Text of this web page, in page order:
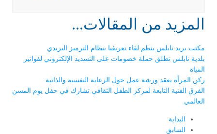
المزيد من المقالات...
مكتب بريد نابلس ينظم لقاء تعريفيا بنظام الترميز البريدي
بلدية نابلس تطلق حملة خصومات على التسديد الإلكتروني لفواتير
المياه
ركن المرأة يعقد ورشة عمل حول الرعاية النفسية والذاتية
الفرق الفنية التابعة لمركز الطفل الثقافي تشارك في حفل يوم المسن
العالمي
البداية
السابق